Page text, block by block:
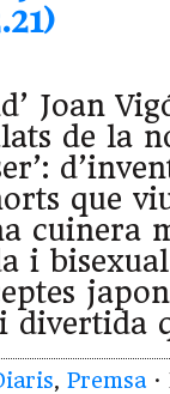
Joan
de la
que
cuinera
i
divertida
, Premsa